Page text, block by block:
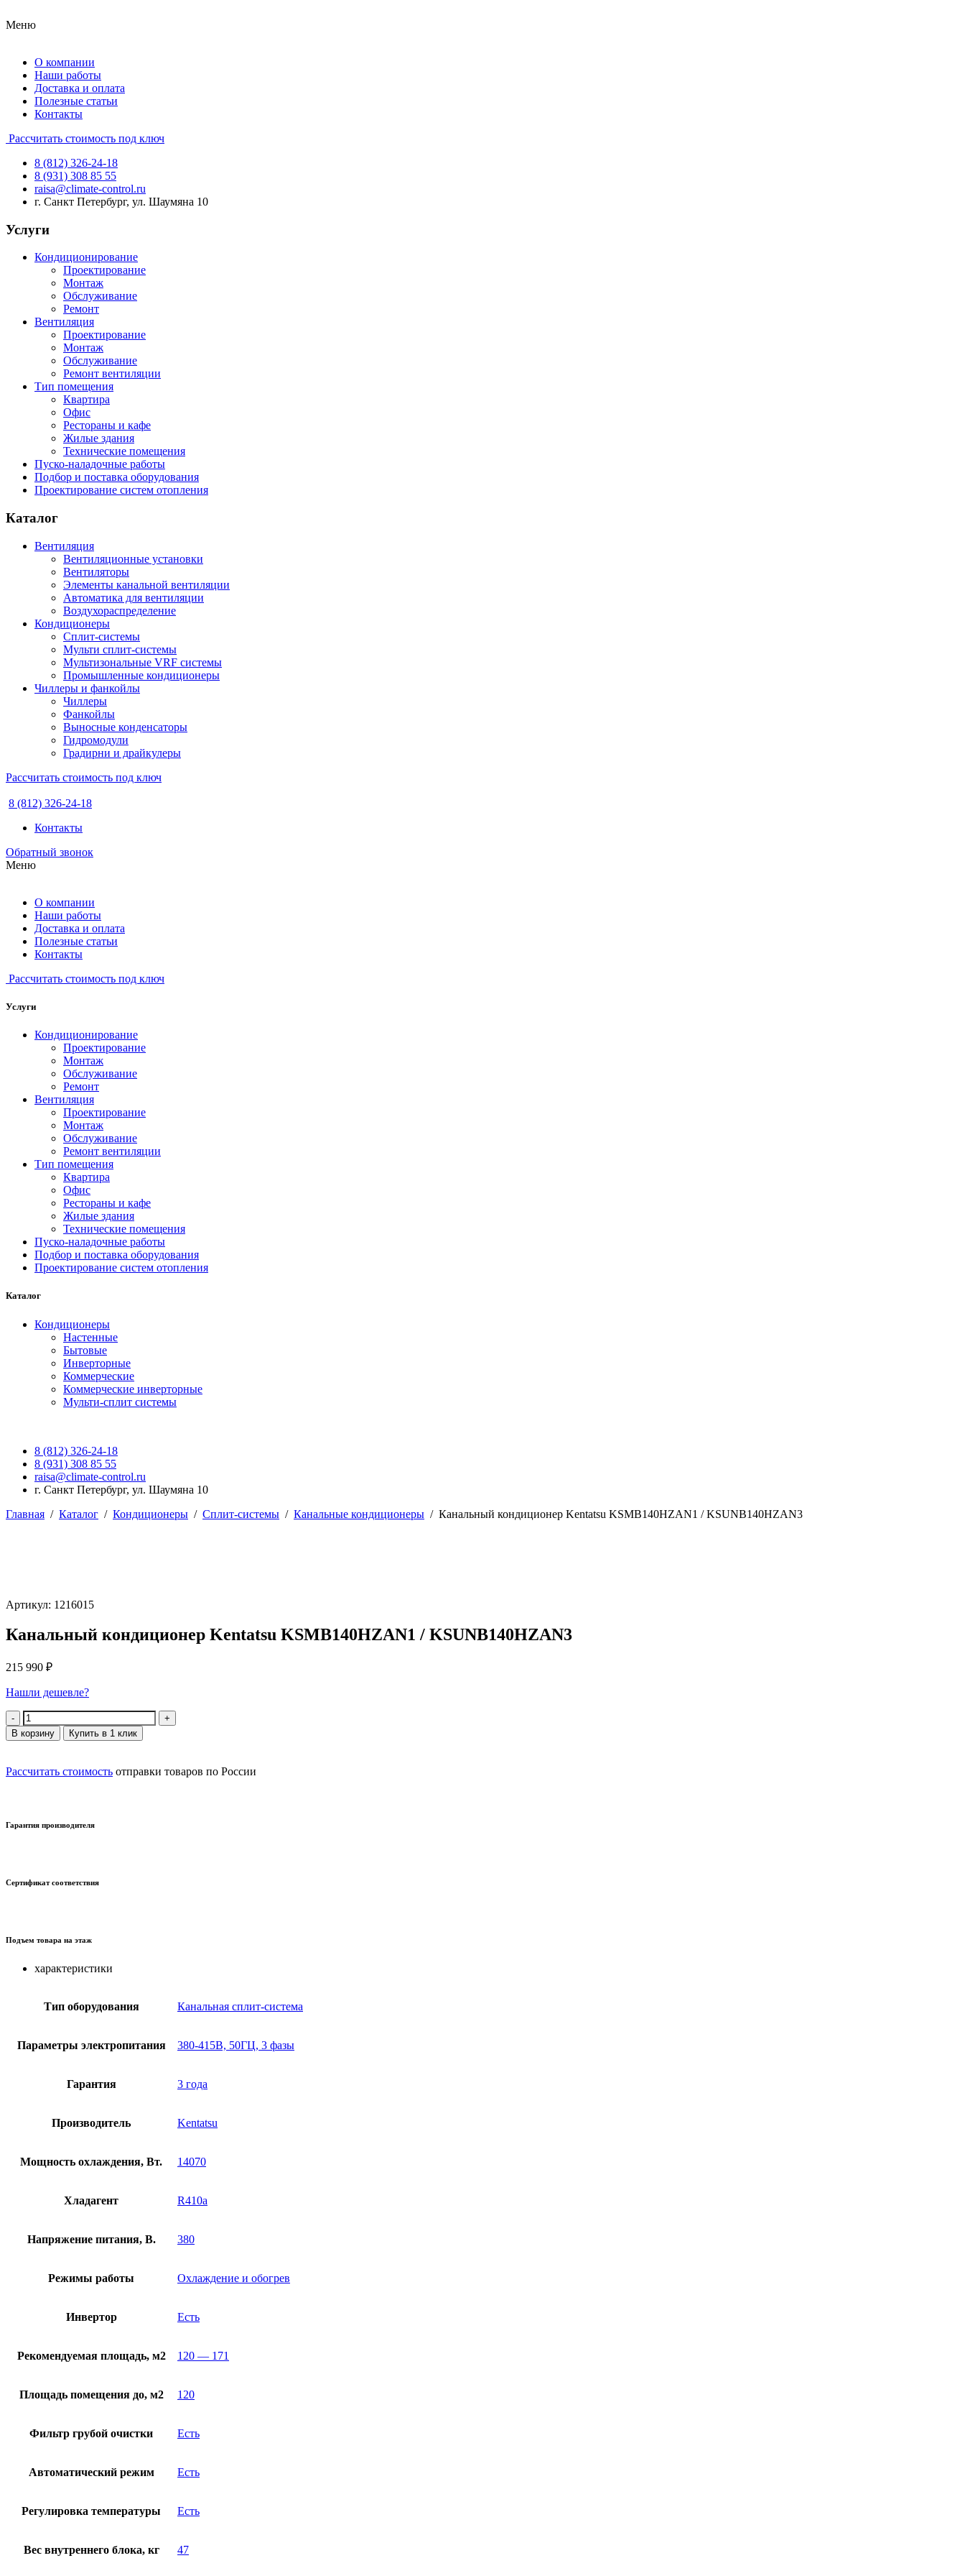
Меню
О компании
Наши работы
Доставка и оплата
Полезные статьи
Контакты
Рассчитать стоимость под ключ
8 (812) 326-24-18
8 (931) 308 85 55
raisa@climate-control.ru
г. Санкт Петербург, ул. Шаумяна 10
Услуги
Кондиционирование
Проектирование
Монтаж
Обслуживание
Ремонт
Вентиляция
Проектирование
Монтаж
Обслуживание
Ремонт вентиляции
Тип помещения
Квартира
Офис
Рестораны и кафе
Жилые здания
Технические помещения
Пуско-наладочные работы
Подбор и поставка оборудования
Проектирование систем отопления
Каталог
Вентиляция
Вентиляционные установки
Вентиляторы
Элементы канальной вентиляции
Автоматика для вентиляции
Воздухораспределение
Кондиционеры
Сплит-системы
Мульти сплит-системы
Мультизональные VRF системы
Промышленные кондиционеры
Чиллеры и фанкойлы
Чиллеры
Фанкойлы
Выносные конденсаторы
Гидромодули
Градирни и драйкулеры
Рассчитать стоимость под ключ
8 (812) 326-24-18
Контакты
Обратный звонок
Меню
О компании
Наши работы
Доставка и оплата
Полезные статьи
Контакты
Рассчитать стоимость под ключ
Услуги
Кондиционирование
Проектирование
Монтаж
Обслуживание
Ремонт
Вентиляция
Проектирование
Монтаж
Обслуживание
Ремонт вентиляции
Тип помещения
Квартира
Офис
Рестораны и кафе
Жилые здания
Технические помещения
Пуско-наладочные работы
Подбор и поставка оборудования
Проектирование систем отопления
Каталог
Кондиционеры
Настенные
Бытовые
Инверторные
Коммерческие
Коммерческие инверторные
Мульти-сплит системы
8 (812) 326-24-18
8 (931) 308 85 55
raisa@climate-control.ru
г. Санкт Петербург, ул. Шаумяна 10
Главная / Каталог / Кондиционеры / Сплит-системы / Канальные кондиционеры / Канальный кондиционер Kentatsu KSMB140HZAN1 / KSUNB140HZAN3
Артикул: 1216015
Канальный кондиционер Kentatsu KSMB140HZAN1 / KSUNB140HZAN3
215 990 ₽
Нашли дешевле?
Количество
В корзину Купить в 1 клик
Рассчитать стоимость отправки товаров по России
Гарантия производителя
Сертификат соответствия
Подъем товара на этаж
характеристики
Тип оборудования Канальная сплит-система
Параметры электропитания 380-415В, 50ГЦ, 3 фазы
Гарантия 3 года
Производитель Kentatsu
Мощность охлаждения, Вт. 14070
Хладагент R410a
Напряжение питания, В. 380
Режимы работы Охлаждение и обогрев
Инвертор Есть
Рекомендуемая площадь, м2 120 — 171
Площадь помещения до, м2 120
Фильтр грубой очистки Есть
Автоматический режим Есть
Регулировка температуры Есть
Вес внутреннего блока, кг 47